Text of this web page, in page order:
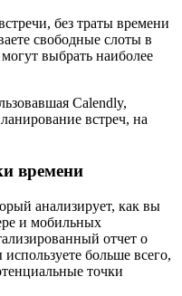
без траты времени
свободные слоты в
выбрать наиболее
Calendly,
встреч, на
времени
анализирует, как вы
и мобильных
отчет о
больше всего,
точки